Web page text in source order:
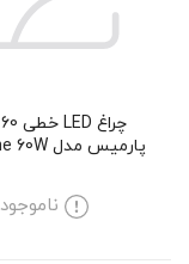
پارمیس مدل Led Line 60W
ناموجود